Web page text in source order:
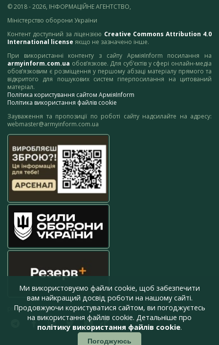
© 2018 - 2026, ІНФОРМАЦІЙНЕ АГЕНТСТВО,
Міністерство оборони України
Контент доступний за ліцензією Creative Commons Attribution 4.0
International license якщо не зазначено інше.
При використанні контенту з сайту АрміяInform посилання на
armyinform.com.ua обов’язкове. Для суб’єктів у сфері онлайн-медіа
обов’язковим є розміщення у першому абзаці матеріалу прямого та
відкритого для пошукових систем гіперпосилання на цитований
матеріал.
Політика користування сайтом АрміяInform
Політика використання файлів cookie
Зауваження та пропозиції по роботі сайту надсилайте на адресу:
webmaster@armyinform.com.ua
press@armyinform.com.ua
Ми використовуємо файли cookie, щоб забезпечити
вам найкращий досвід роботи на нашому сайті.
Продовжуючи користуватися сайтом, ви погоджуєтесь
на використання файлів cookie. Детальніше про
політику використання файлів cookie.
Погоджуюсь